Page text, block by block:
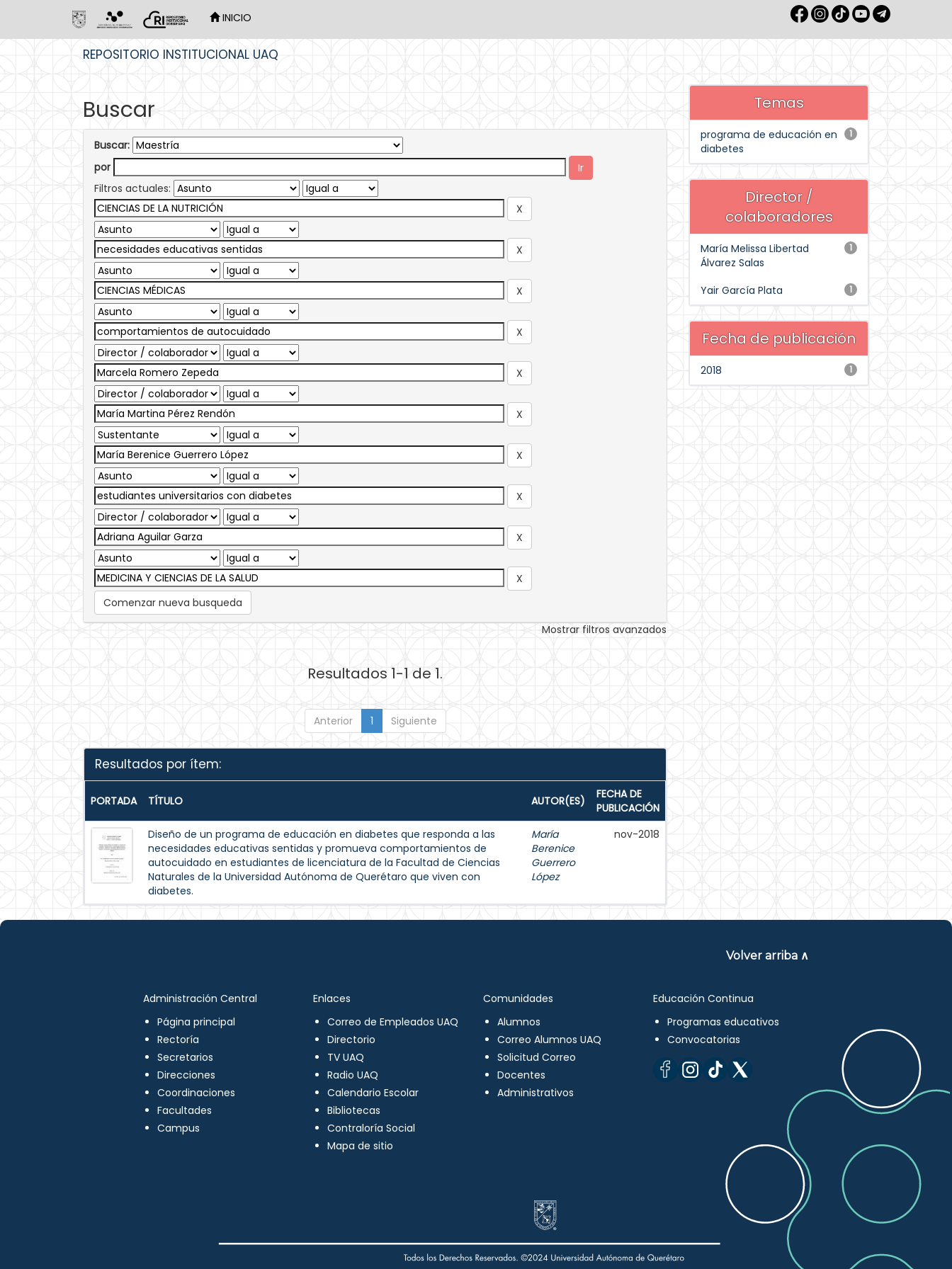
INICIO
REPOSITORIO INSTITUCIONAL UAQ
Buscar
Buscar:
por
Filtros actuales:
Comenzar nueva busqueda
Mostrar filtros avanzados
Resultados 1-1 de 1.
Anterior 1 Siguiente
Resultados por ítem:
PORTADA TÍTULO AUTOR(ES)
FECHA DE
PUBLICACIÓN
Diseño de un programa de educación en diabetes que responda a las
necesidades educativas sentidas y promueva comportamientos de
autocuidado en estudiantes de licenciatura de la Facultad de Ciencias
Naturales de la Universidad Autónoma de Querétaro que viven con
diabetes.
María
Berenice
Guerrero
López
nov-2018
Temas
1
programa de educación en
diabetes
Director /
colaboradores
1
María Melissa Libertad
Álvarez Salas
1
Yair García Plata
Fecha de publicación
1
2018
Volver arriba ∧
Administración Central
Página principal
Rectoría
Secretarios
Direcciones
Coordinaciones
Facultades
Campus
Enlaces
Correo de Empleados UAQ
Directorio
TV UAQ
Radio UAQ
Calendario Escolar
Bibliotecas
Contraloría Social
Mapa de sitio
Comunidades
Alumnos
Correo Alumnos UAQ
Solicitud Correo
Docentes
Administrativos
Educación Continua
Programas educativos
Convocatorias